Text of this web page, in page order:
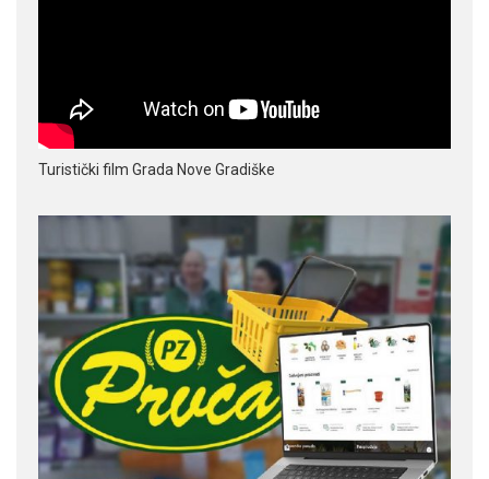
Turistički film Grada Nove Gradiške